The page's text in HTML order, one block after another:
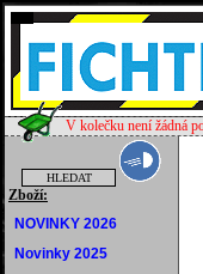
V kolečku není žádná
Zboží:
NOVINKY 2026
Novinky 2025